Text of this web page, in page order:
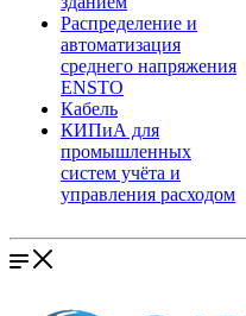
Распределение и
автоматизация
среднего напряжения
ENSTO
Кабель
КИПиА для
промышленных
систем учёта и
управления расходом